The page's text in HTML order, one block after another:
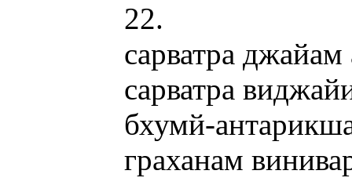
22.
сарватра
сарватра
бхумй-
граханам